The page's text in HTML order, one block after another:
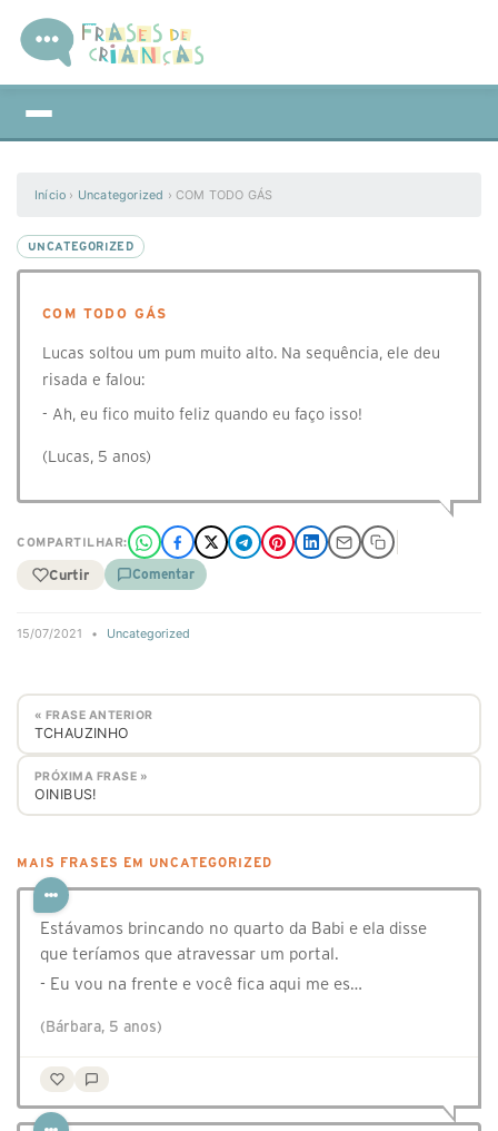
Início › Uncategorized ›COM TODO GÁS
UNCATEGORIZED
COM TODO GÁS
Lucas soltou um pum muito alto. Na sequência, ele deu
risada e falou:
- Ah, eu fico muito feliz quando eu faço isso!
(Lucas, 5 anos)
COMPARTILHAR:
Curtir Comentar
15/07/2021 • Uncategorized
« FRASE ANTERIOR
TCHAUZINHO
PRÓXIMA FRASE »
OINIBUS!
MAIS FRASES EM UNCATEGORIZED
Estávamos brincando no quarto da Babi e ela disse
que teríamos que atravessar um portal.
- Eu vou na frente e você fica aqui me es…
(Bárbara, 5 anos)